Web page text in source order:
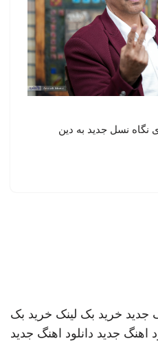
نگاه نسل جدید به دین
جدید خرید بک لینک خرید بک
اهنگ جدید دانلود اهنگ جدید